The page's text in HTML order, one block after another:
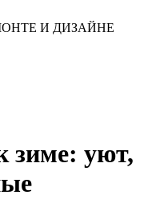
И ДИЗАЙНЕ
зиме: уют,